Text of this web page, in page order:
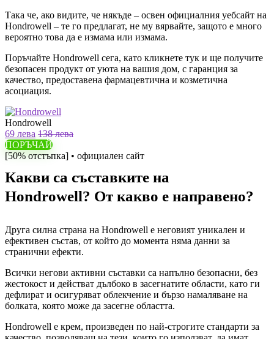
Така че, ако видите, че някъде – освен официалния уебсайт на
Hondrowell – те го предлагат, не му вярвайте, защото е много
вероятно това да е измама или измама.
Поръчайте Hondrowell сега, като кликнете тук и ще получите
безопасен продукт от уюта на вашия дом, с гаранция за
качество, предоставена фармацевтична и козметична
асоциация.
Hondrowell
69 лева 138 лева
ПОРЪЧАЙ
[50% отстъпка] • официален сайт
Какви са съставките на
Hondrowell? От какво е направено?
Друга силна страна на Hondrowell е неговият уникален и
ефективен състав, от който до момента няма данни за
странични ефекти.
Всички негови активни съставки са напълно безопасни, без
жестокост и действат дълбоко в засегнатите области, като ги
дефлират и осигуряват облекчение и бързо намаляване на
болката, която може да засегне областта.
Hondrowell е крем, произведен по най-строгите стандарти за